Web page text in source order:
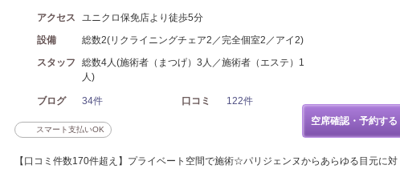
アクセス
ユニクロ保免店より徒歩5分
設備
総数2(リクライニングチェア2／完全個室2／アイ2)
スタッフ
総数4人(施術者（まつげ）3人／施術者（エステ）1
人)
ブログ 34件 口コミ 122件
スマート支払いOK
空席確認・予約する
【口コミ件数170件超え】プライベート空間で施術☆パリジェンヌからあらゆる目元に対